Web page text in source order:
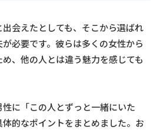
会えたとしても、そこから選ばれ
必要です。彼らは多くの女性から
、他の人とは違う魅力を感じても
に「この人とずっと一緒にいた
的なポイントをまとめました。お